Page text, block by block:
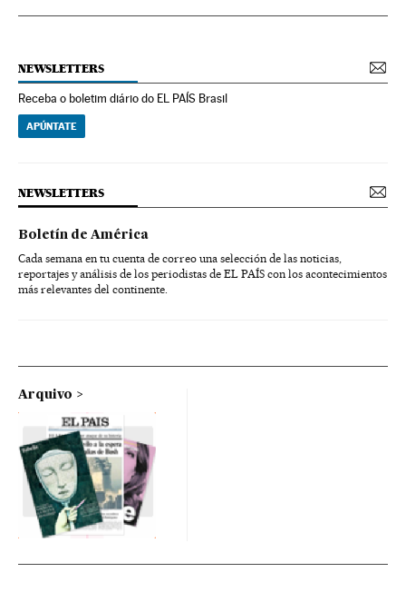
NEWSLETTERS
Receba o boletim diário do EL PAÍS Brasil
APÚNTATE
NEWSLETTERS
Boletín de América
Cada semana en tu cuenta de correo una selección de las noticias,
reportajes y análisis de los periodistas de EL PAÍS con los acontecimientos
más relevantes del continente.
Arquivo